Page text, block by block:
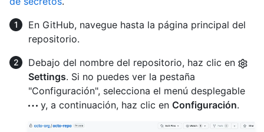
En GitHub, navegue hasta la página principal del
repositorio.
Debajo del nombre del repositorio, haz clic en
Settings. Si no puedes ver la pestaña
"Configuración", selecciona el menú desplegable
y, a continuación, haz clic en Configuración.